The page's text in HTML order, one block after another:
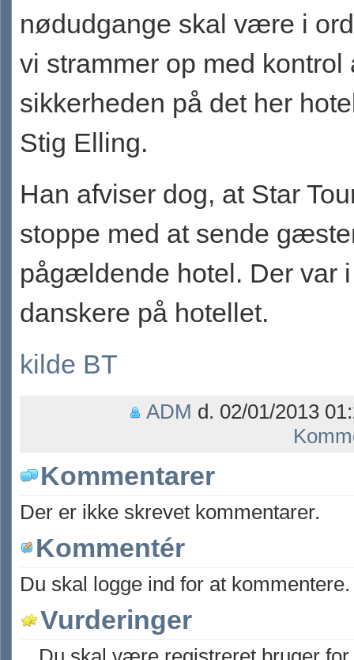
nødudgange skal være i
vi strammer op med kontrol
sikkerheden på det her
Stig Elling.
Han afviser dog, at Star
stoppe med at sende
pågældende hotel. Der var
danskere på hotellet.
kilde BT
ADM d. 02/01/2013
Kommentarer
Der er ikke skrevet kommentarer.
Kommentér
Du skal logge ind for at kommentere.
Vurderinger